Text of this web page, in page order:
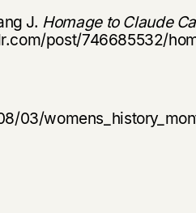
J. Homage to Claude
post/746685532/
03/